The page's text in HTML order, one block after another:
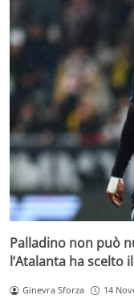
Palladino non può
l’Atalanta ha scelto
Ginevra Sforza 14